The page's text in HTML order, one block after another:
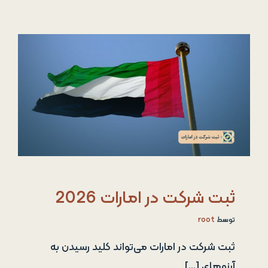
ثبت شرکت در امارات 2026
توسط root
ثبت شرکت در امارات می‌تواند کلید رسیدن به